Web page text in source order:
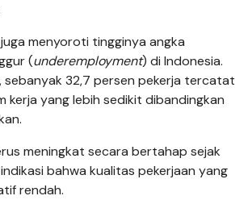
menyoroti tingginya angka
(underemployment) di Indonesia.
sebanyak 32,7 persen pekerja tercatat
kerja yang lebih sedikit dibandingkan
meningkat secara bertahap sejak
bahwa kualitas pekerjaan yang
rendah.